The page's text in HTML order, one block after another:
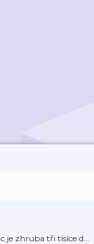
zhruba tři tisíce d...